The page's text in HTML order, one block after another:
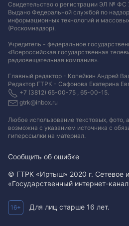
Свидетельство о регистрации ЭЛ № ФС
Выдано Федеральной службой по
информационных технологий и
(Роскомнадзор).
Учредитель - федеральное
«Всероссийская государственная
радиовещательная компания».
Главный редактор - Копейкин Андрей
Редактор ГТРК - Сафонова Екатерина
+7 (3812) 65-00-75 , 65-00-15.
gtrk@inbox.ru
Любое использование текстовых, фото,
возможна с указанием источника с
гиперссылки на материал.
Сообщить об ошибке
© ГТРК «Иртыш» 2020 г. Сетевое
«Государственный интернет-
16+ Для лиц старше 16 лет.